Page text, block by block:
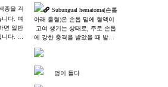
종을 걱
니다. 며
면 일반
다. 수
다.
Subungual hematoma(손톱
아래 출혈)은 손톱 밑에 혈액이
고여 생기는 상태로, 주로 손톱
에 강한 충격을 받았을 때 발생
에 검은색 또는 짙은 갈색의 반
되며, 특히 압력을 가하면 통증
멍이 들다